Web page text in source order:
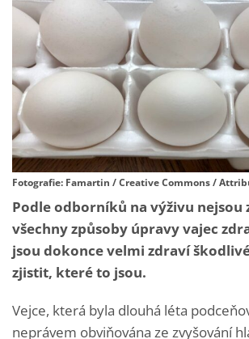
Fotografie: Famartin / Creative Commons /
Podle odborníků na výživu nejsou
všechny způsoby úpravy vajec
jsou dokonce velmi zdraví
zjistit, které to jsou.
Vejce, která byla dlouhá léta
neprávem obviňována ze zvyšování